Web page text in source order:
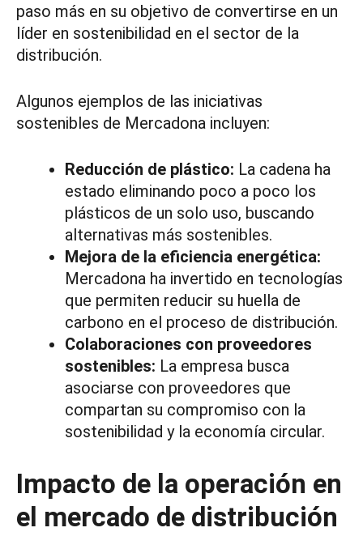
paso más en su objetivo de convertirse en un
líder en sostenibilidad en el sector de la
distribución.
Algunos ejemplos de las iniciativas
sostenibles de Mercadona incluyen:
Reducción de plástico: La cadena ha
estado eliminando poco a poco los
plásticos de un solo uso, buscando
alternativas más sostenibles.
Mejora de la eficiencia energética:
Mercadona ha invertido en tecnologías
que permiten reducir su huella de
carbono en el proceso de distribución.
Colaboraciones con proveedores
sostenibles: La empresa busca
asociarse con proveedores que
compartan su compromiso con la
sostenibilidad y la economía circular.
Impacto de la operación en
el mercado de distribución